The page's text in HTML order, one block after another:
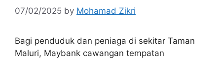
07/02/2025 by Mohamad Zikri
Bagi penduduk dan peniaga di sekitar Taman
Maluri, Maybank cawangan tempatan